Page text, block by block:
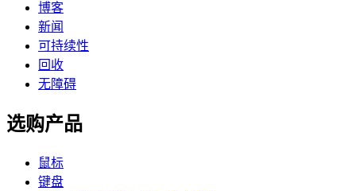
博客
新闻
可持续性
回收
无障碍
选购产品
鼠标
键盘